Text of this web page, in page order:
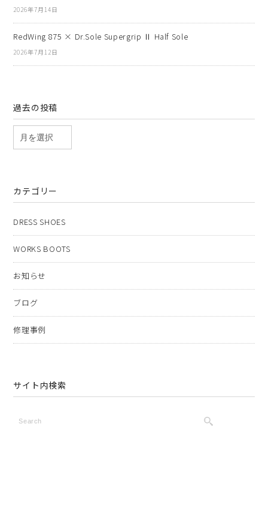
2026年7月14日
RedWing 875 × Dr.Sole Supergrip Ⅱ Half Sole
2026年7月12日
過去の投稿
カテゴリー
DRESS SHOES
WORKS BOOTS
お知らせ
ブログ
修理事例
サイト内検索